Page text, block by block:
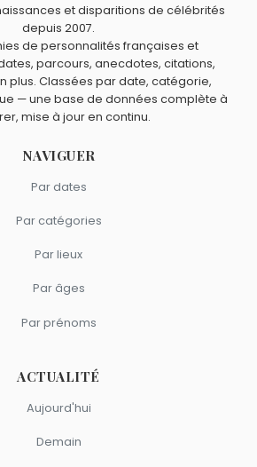
nés en 1953.
Paxton,Shelley Duvall
Larry
Woodwardsont nés àFort Worth
sont du signe Scorpion comme
Michael Landon,Julia Roberts,
Mackenzie Foy sont du signe
et disparitions de célébrités
depuis 2007.
de personnalités françaises et
parcours, anecdotes, citations,
plus. Classées par date, catégorie,
— une base de données complète à
mise à jour en continu.
NAVIGUER
Par dates
Par catégories
Par lieux
Par âges
Par prénoms
ACTUALITÉ
Aujourd'hui
Demain